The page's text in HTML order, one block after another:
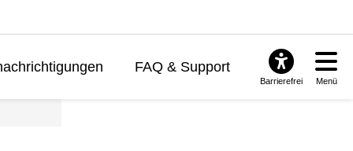
FAQ & Support
Barrierefrei Menü